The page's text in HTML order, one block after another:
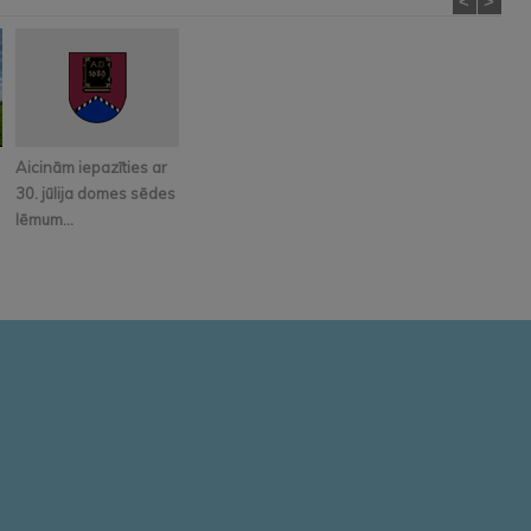
Aicinām iepazīties ar
30. jūlija domes sēdes
lēmum...